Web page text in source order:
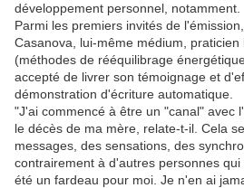
développement personnel, notamment.
Parmi les premiers invités de
Casanova, lui-même médium,
(méthodes de rééquilibrage
accepté de livrer son témoignage et
démonstration d'écriture automatique.
"J'ai commencé à être un "canal" avec
le décès de ma mère, relate-t-il. Cela
messages, des sensations, des
contrairement à d'autres personnes
été un fardeau pour moi. Je n'en ai